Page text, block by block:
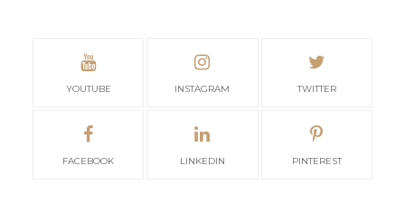
YOUTUBE INSTAGRAM TWITTER
FACEBOOK LINKEDIN PINTEREST